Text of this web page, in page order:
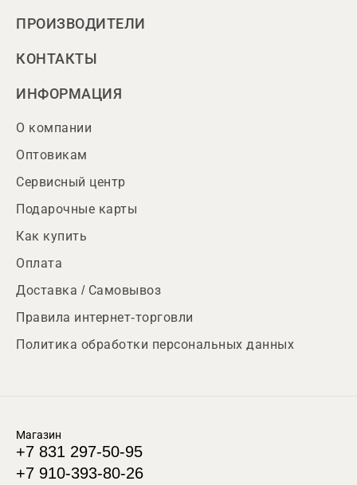
ПРОИЗВОДИТЕЛИ
КОНТАКТЫ
ИНФОРМАЦИЯ
О компании
Оптовикам
Сервисный центр
Подарочные карты
Как купить
Оплата
Доставка / Самовывоз
Правила интернет-торговли
Политика обработки персональных данных
Магазин
+7 831 297-50-95
+7 910-393-80-26